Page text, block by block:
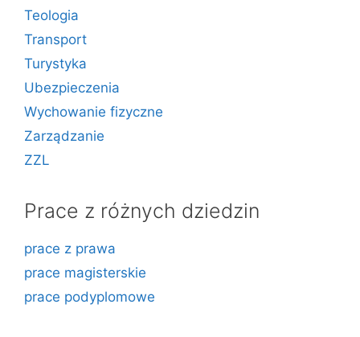
Teologia
Transport
Turystyka
Ubezpieczenia
Wychowanie fizyczne
Zarządzanie
ZZL
Prace z różnych dziedzin
prace z prawa
prace magisterskie
prace podyplomowe